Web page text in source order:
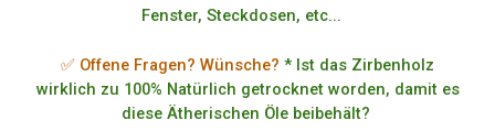
Fenster, Steckdosen, etc...
✅ Offene Fragen? Wünsche? * Ist das Zirbenholz
wirklich zu 100% Natürlich getrocknet worden, damit es
diese Ätherischen Öle beibehält?